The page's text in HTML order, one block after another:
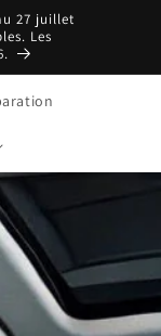
27 juillet
Les